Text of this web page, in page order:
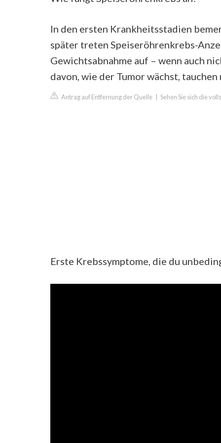
In den ersten Krankheitsstadien
später treten Speiseröhrenkrebs-
Gewichtsabnahme auf – wenn auch
davon, wie der Tumor wächst,
Antrag auf Entfernung der Quelle Sehen Sie sich die
Erste Krebssymptome, die du